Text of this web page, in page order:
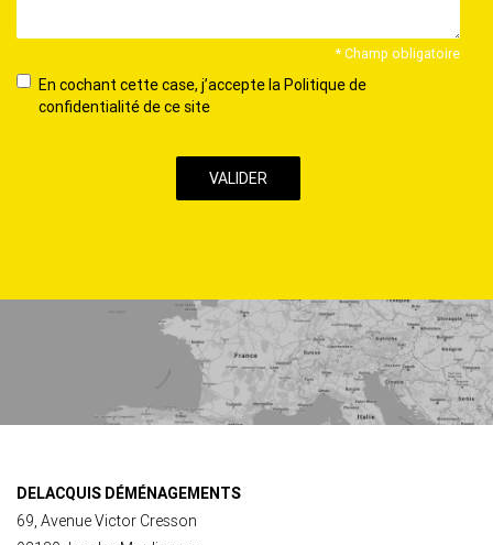
* Champ obligatoire
En
cochant
ce
En cochant cette case, j’accepte la Politique de
confidentialité de ce site
DELACQUIS DÉMÉNAGEMENTS
69, Avenue Victor Cresson